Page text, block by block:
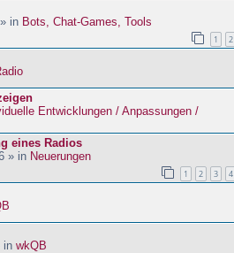
in Bots, Chat-Games, Tools
1 2
Entwicklungen / Anpassungen /
eines Radios
» in Neuerungen
1 2 3 4
in wkQB